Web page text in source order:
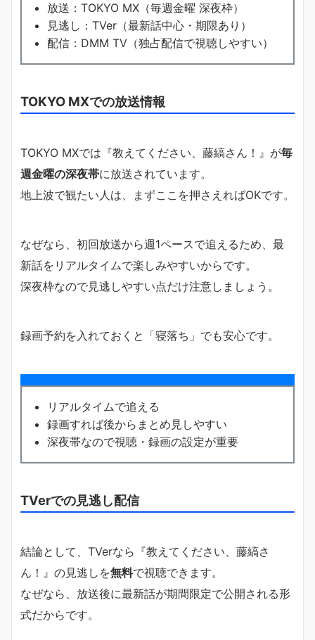
放送：TOKYO MX（毎週金曜 深夜枠）
見逃し：TVer（最新話中心・期限あり）
配信：DMM TV（独占配信で視聴しやすい）
TOKYO MXでの放送情報
TOKYO MXでは『教えてください、藤縞さん！』が毎
週金曜の深夜帯に放送されています。
地上波で観たい人は、まずここを押さえればOKです。
なぜなら、初回放送から週1ペースで追えるため、最
新話をリアルタイムで楽しみやすいからです。
深夜枠なので見逃しやすい点だけ注意しましょう。
録画予約を入れておくと「寝落ち」でも安心です。
リアルタイムで追える
録画すれば後からまとめ見しやすい
深夜帯なので視聴・録画の設定が重要
TVerでの見逃し配信
結論として、TVerなら『教えてください、藤縞さ
ん！』の見逃しを無料で視聴できます。
なぜなら、放送後に最新話が期間限定で公開される形
式だからです。